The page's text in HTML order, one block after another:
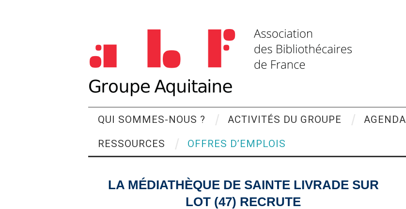
QUI SOMMES-NOUS ? ACTIVITÉS DU GROUPE AGENDA
RESSOURCES OFFRES D’EMPLOIS
LA MÉDIATHÈQUE DE SAINTE LIVRADE SUR
LOT (47) RECRUTE